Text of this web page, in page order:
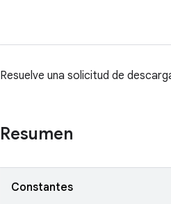
Resuelve una solicitud de
Resumen
Constantes